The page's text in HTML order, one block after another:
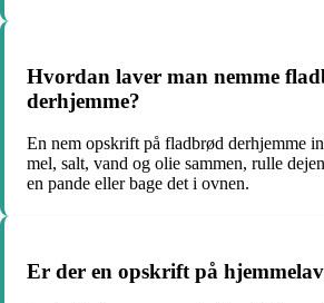
Hvordan laver man nemme
derhjemme?
En nem opskrift på fladbrød derhjemme
mel, salt, vand og olie sammen, rulle
en pande eller bage det i ovnen.
Er der en opskrift på